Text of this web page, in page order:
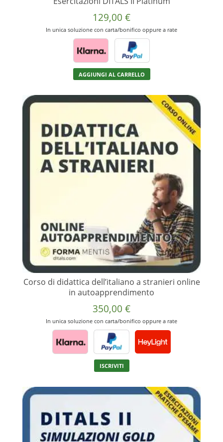
129,00 €
In unica soluzione con carta/bonifico oppure a rate
AGGIUNGI AL CARRELLO
Corso di didattica dell’italiano a stranieri online
in autoapprendimento
350,00 €
In unica soluzione con carta/bonifico oppure a rate
ISCRIVITI
Questo
prodotto
più
varianti.
Le
opzioni
possono